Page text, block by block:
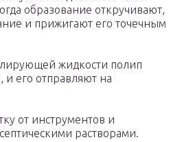
образование откручивают,
и прижигают его точечным
жидкости полип
и его отправляют на
от инструментов и
растворами.